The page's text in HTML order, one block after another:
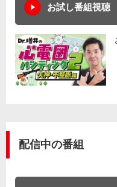
お試し番組視聴
配信中の番組